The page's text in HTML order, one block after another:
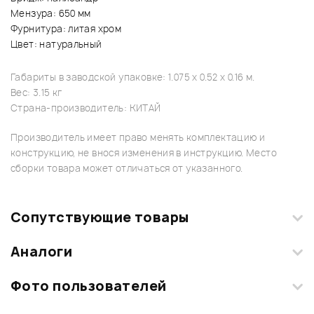
Мензура: 650 мм
Фурнитура: литая хром
Цвет: натуральный
Габариты в заводской упаковке: 1.075 x 0.52 x 0.16 м.
Вес: 3.15 кг
Страна-производитель: КИТАЙ
Производитель имеет право менять комплектацию и
конструкцию, не внося изменения в инструкцию. Место
сборки товара может отличаться от указанного.
Сопутствующие товары
Аналоги
Фото пользователей